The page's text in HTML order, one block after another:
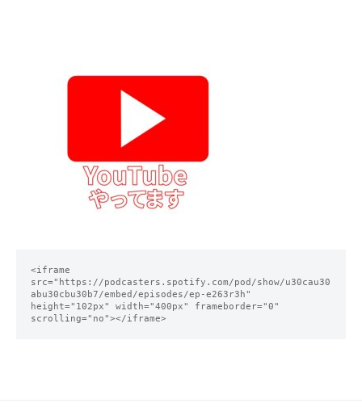
<iframe
src="https://podcasters.spotify.com/pod/show/u30cau30
abu30cbu30b7/embed/episodes/ep-e263r3h"
height="102px" width="400px" frameborder="0"
scrolling="no"></iframe>